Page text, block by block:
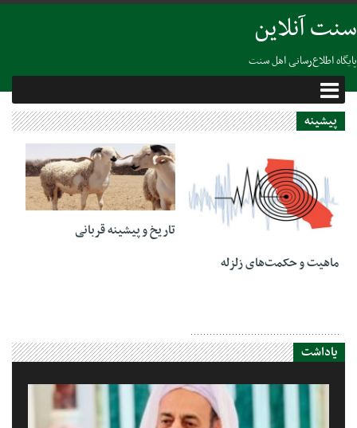
سنت آنلاین
پایگاه اطلاع‌رسانی اهل سنت
پیشینه
ماهیت و حکمت‌های زلزله
25 ژوئن 2014
تاریخ و پیشینه قربانی
یاداشت